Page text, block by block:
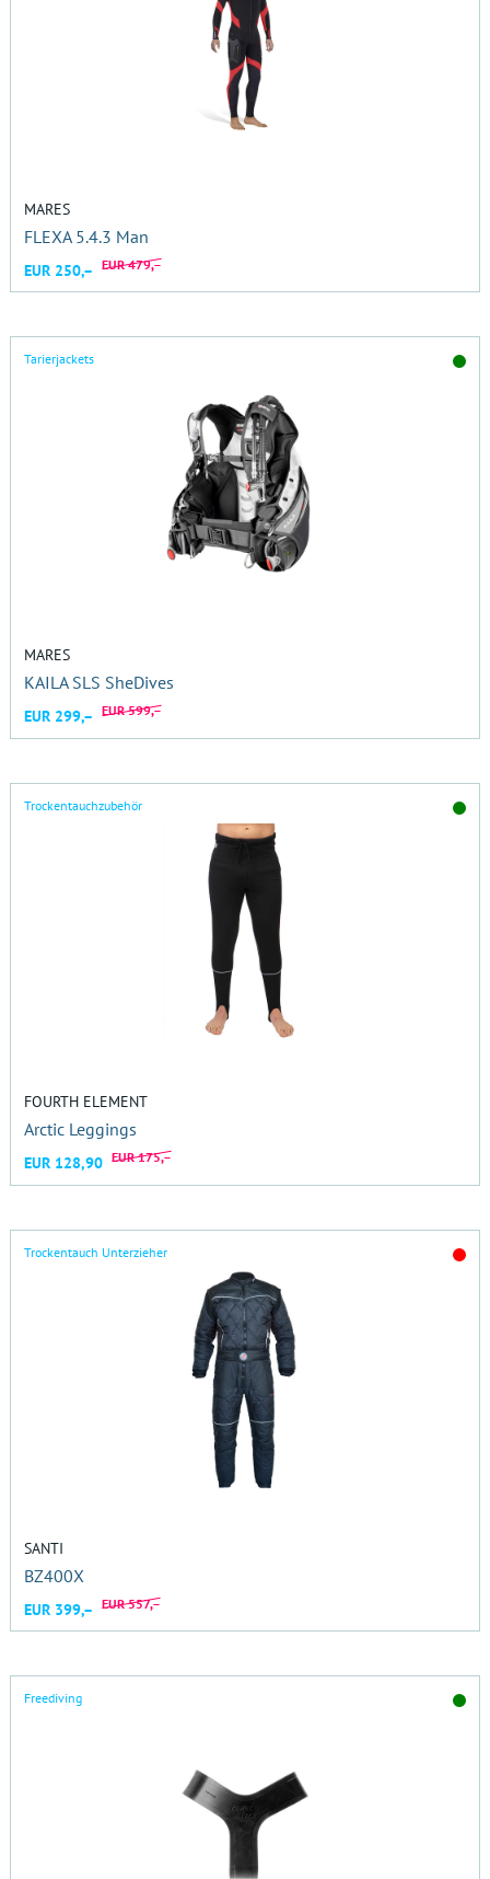
MARES
FLEXA 5.4.3 Man
EUR 250,– EUR 479,–
Tarierjackets
MARES
KAILA SLS SheDives
EUR 299,– EUR 599,–
Trockentauchzubehör
FOURTH ELEMENT
Arctic Leggings
EUR 128,90 EUR 175,–
Trockentauch Unterzieher
SANTI
BZ400X
EUR 399,– EUR 557,–
Freediving